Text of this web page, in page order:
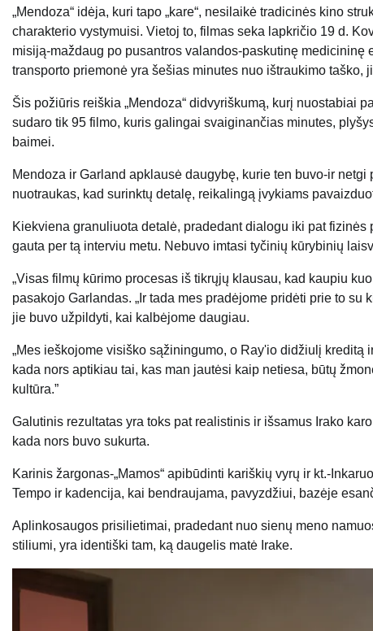
„Mendoza“ idėja, kuri tapo „kare“, nesilaikė tradicinės kino
charakterio vystymuisi. Vietoj to, filmas seka lapkričio 19 d.
misiją-maždaug po pusantros valandos-paskutinę medicininę
transporto priemonė yra šešias minutes nuo ištraukimo taško,
Šis požiūris reiškia „Mendoza“ didvyriškumą, kurį nuostabiai
sudaro tik 95 filmo, kuris galingai svaiginančias minutes,
baimei.
Mendoza ir Garland apklausė daugybę, kurie ten buvo-ir
nuotraukas, kad surinktų detalę, reikalingą įvykiams
Kiekviena granuliuota detalė, pradedant dialogu iki pat
gauta per tą interviu metu. Nebuvo imtasi tyčinių kūrybinių
„Visas filmų kūrimo procesas iš tikrųjų klausau, kad kaupiu
pasakojo Garlandas. „Ir tada mes pradėjome pridėti prie to
jie buvo užpildyti, kai kalbėjome daugiau.
„Mes ieškojome visiško sąžiningumo, o Ray'io didžiulį
kada nors aptikiau tai, kas man jautėsi kaip netiesa, būtų
kultūra.”
Galutinis rezultatas yra toks pat realistinis ir išsamus Irako
kada nors buvo sukurta.
Karinis žargonas-„Mamos“ apibūdinti kariškių vyrų ir kt.-
Tempo ir kadencija, kai bendraujama, pavyzdžiui, bazėje
Aplinkosaugos prisilietimai, pradedant nuo sienų meno
stiliumi, yra identiški tam, ką daugelis matė Irake.